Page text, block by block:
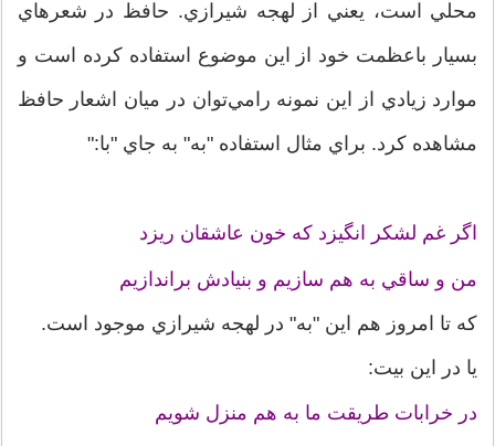
محلي است، يعني از لهجه شيرازي. حافظ در شعرهاي
بسيار باعظمت خود از اين موضوع استفاده کرده است و
موارد زيادي از اين نمونه رامي‌توان در ميان اشعار حافظ
مشاهده کرد. براي مثال استفاده "به" به جاي "با:"
اگر غم لشکر انگيزد که خون عاشقان ريزد
من و ساقي به هم سازيم و بنيادش براندازيم
که تا امروز هم اين "به" در لهجه شيرازي موجود است.
يا در اين بيت:
در خرابات طريقت ما به هم منزل شويم